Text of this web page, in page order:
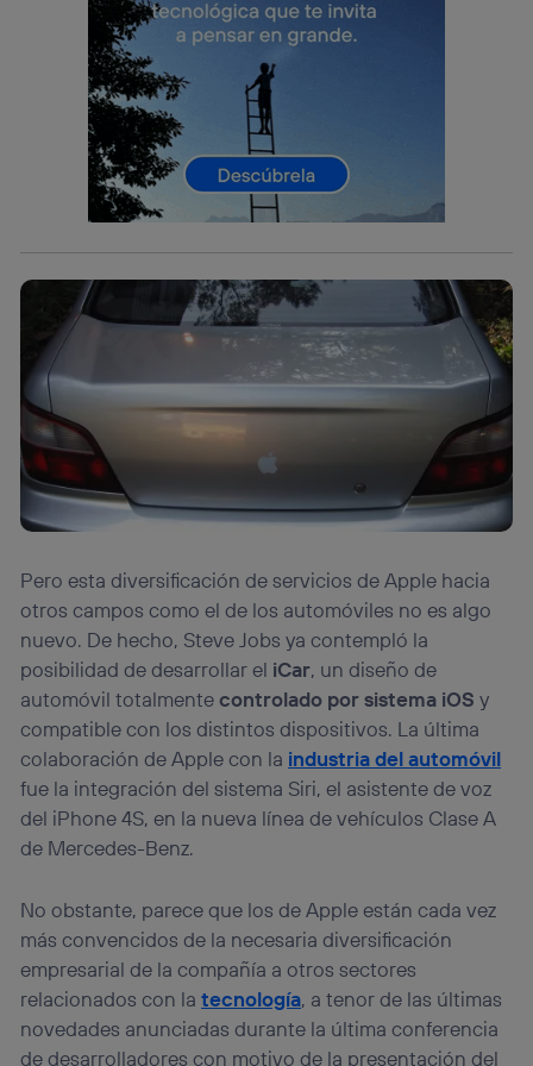
Pero esta diversificación de servicios de Apple hacia
otros campos como el de los automóviles no es algo
nuevo. De hecho, Steve Jobs ya contempló la
posibilidad de desarrollar el iCar, un diseño de
automóvil totalmentecontrolado por sistema iOS y
compatible con los distintos dispositivos. La última
colaboración de Apple con la industria del automóvil
fue la integración del sistema Siri, el asistente de voz
del iPhone 4S, en la nueva línea de vehículos Clase A
de Mercedes-Benz.
No obstante, parece que los de Apple están cada vez
más convencidos de la necesaria diversificación
empresarial de la compañía a otros sectores
relacionados con latecnología, a tenor de las últimas
novedades anunciadas durante la última conferencia
de desarrolladores con motivo de la presentación del
Si utilizas una
conexión de banda ancha
el marketing o análisis se realizará en función de las
actividades de navegación de los miembros del hogar
que hayan dado su consentimiento.
Si utilizasdatos móviles, el marketing será más
personalizado, ya que se basará únicamente en la
navegación del usuario del móvil.
Puedes gestionar los consentimientos Utiq seleccionando
visitando el portal de privacidad de Utiq
(“consenthub”). Para más información, consulta
política de privacidad de Utiq.